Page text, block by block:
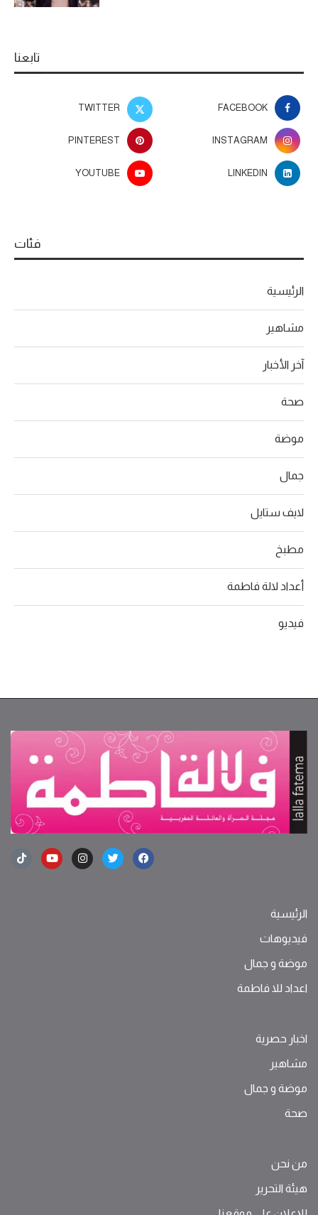
تابعنا
FACEBOOK
TWITTER
INSTAGRAM
PINTEREST
LINKEDIN
YOUTUBE
فئات
الرئيسية
مشاهير
آخر الأخبار
صحة
موضة
جمال
لايف ستايل
مطبخ
أعداد لالة فاطمة
فيديو
الرئيسية
فيديوهات
موضة ‫و‬ ‫‬‫جمال‬
اعداد للا فاطمة
اخبار حصرية
مشاهير
موضة ‫و‬ ‫‬‫جمال‬
صحة
من نحن
هيئة التحرير